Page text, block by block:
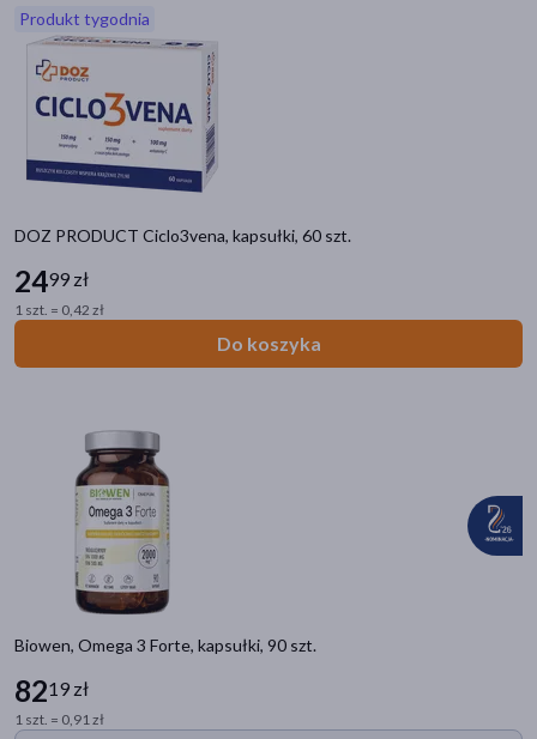
Produkt tygodnia
DOZ PRODUCT Ciclo3vena, kapsułki, 60 szt.
2499 zł
1 szt. = 0,42 zł
Do koszyka
Biowen, Omega 3 Forte, kapsułki, 90 szt.
8219 zł
1 szt. = 0,91 zł